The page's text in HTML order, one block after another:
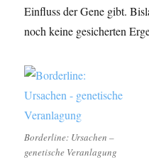
Einfluss der Gene gibt.
noch keine gesicherten
Borderline: Ursachen –
genetische Veranlagung